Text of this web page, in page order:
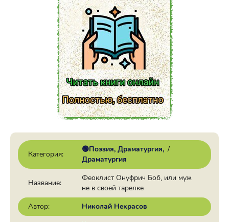
Категория:
🟢Поэзия, Драматургия /
Драматургия
Название:
Феоклист Онуфрич Боб, или муж
не в своей тарелке
Автор:
Николай Некрасов